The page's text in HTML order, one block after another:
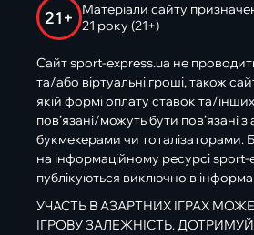
21+
Матеріали сайту
21 року (21+)
Сайт sport-express.ua не
та/або віртуальні гроші, також
якій формі оплату ставок та/інших
пов’язані/можуть бути пов’язані
букмекерами чи тоталізаторами.
на інформаційному ресурсі sport-
публікуються виключно в
УЧАСТЬ В АЗАРТНИХ ІГРАХ
ІГРОВУ ЗАЛЕЖНІСТЬ.